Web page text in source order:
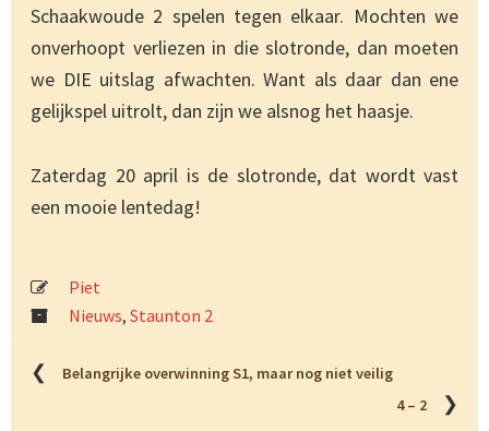
Schaakwoude 2 spelen tegen elkaar. Mochten we
onverhoopt verliezen in die slotronde, dan moeten
we DIE uitslag afwachten. Want als daar dan ene
gelijkspel uitrolt, dan zijn we alsnog het haasje.
Zaterdag 20 april is de slotronde, dat wordt vast
een mooie lentedag!
Piet
Nieuws, Staunton 2
❮
Belangrijke overwinning S1, maar nog niet veilig
4 – 2
❯